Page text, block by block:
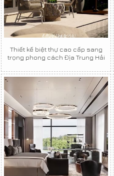
Thiết kế biệt thự cao cấp sang
trọng phong cách Địa Trung Hải